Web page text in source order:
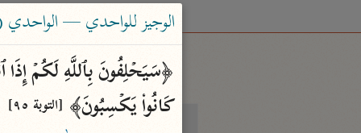
بحث
الوجيز للواحدي — الواحدي (٤٦٨
كَانُوا۟ یَكۡسِبُونَ﴾ [التوبة ٩٥]